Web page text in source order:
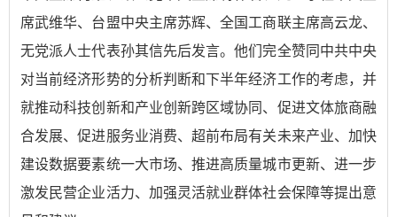
席武维华、台盟中央主席苏辉、全国工商联主席高云龙、
无党派人士代表孙其信先后发言。他们完全赞同中共中央
对当前经济形势的分析判断和下半年经济工作的考虑，并
就推动科技创新和产业创新跨区域协同、促进文体旅商融
合发展、促进服务业消费、超前布局有关未来产业、加快
建设数据要素统一大市场、推进高质量城市更新、进一步
激发民营企业活力、加强灵活就业群体社会保障等提出意